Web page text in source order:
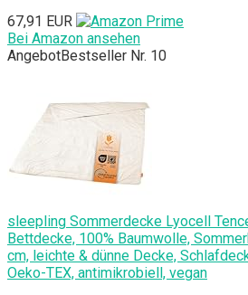
67,91 EUR
Bei Amazon ansehen
AngebotBestseller Nr. 10
sleepling Sommerdecke Lyocell
Bettdecke, 100% Baumwolle,
cm, leichte & dünne Decke,
Oeko-TEX, antimikrobiell, vegan